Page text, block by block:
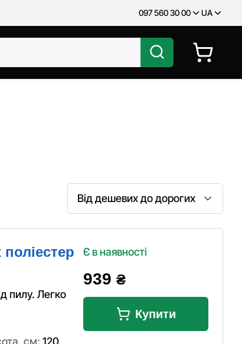
097 560 30 00 UA
Сортування
пилу. Легко
см: 120,
Є в наявності
939 ₴
Купити